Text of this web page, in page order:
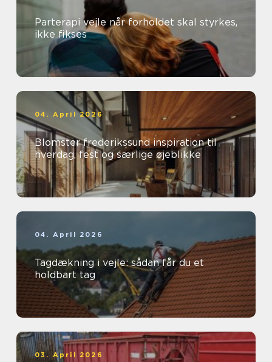
Parterapi vejle når forholdet skal styrkes,
ikke fikses
04. April 2026
Blomster frederikssund inspiration til
hverdag, fest og særlige øjeblikke
04. April 2026
Tagdækning i vejle: sådan får du et
holdbart tag
03. April 2026